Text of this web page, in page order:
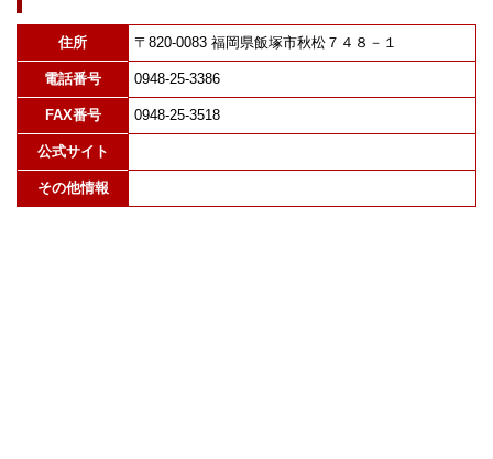
住所 〒820-0083 福岡県飯塚市秋松７４８－１
電話番号 0948-25-3386
FAX番号 0948-25-3518
公式サイト
その他情報